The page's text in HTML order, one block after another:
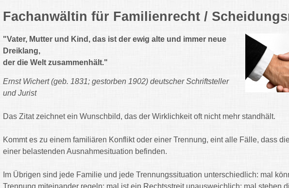
Fachanwältin für Familienrecht /
"Vater, Mutter und Kind, das ist der ewig alte und immer neue
Dreiklang,
der die Welt zusammenhält."
Ernst Wichert (geb. 1831; gestorben 1902) deutscher Schriftsteller
und Jurist
Das Zitat zeichnet ein Wunschbild, das der Wirklichkeit oft nicht mehr standhält.
Kommt es zu einem familiären Konflikt oder einer Trennung, eint alle Fälle, dass
einer belastenden Ausnahmesituation befinden.
Im Übrigen sind jede Familie und jede Trennungssituation unterschiedlich: mal
Trennung miteinander regeln; mal ist ein Rechtsstreit unausweichlich; mal stehen